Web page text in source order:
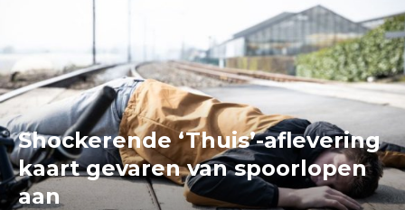
Shockerende ‘Thuis’-aflevering
kaart gevaren van spoorlopen
aan